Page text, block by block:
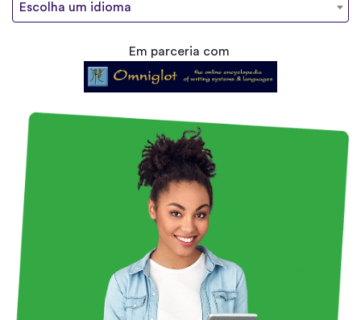
Escolha um idioma
Em parceria com